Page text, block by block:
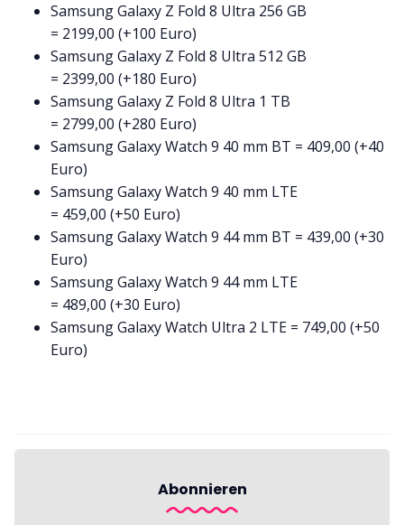
Samsung Galaxy Z Fold 8 Ultra 256 GB
= 2199,00 (+100 Euro)
Samsung Galaxy Z Fold 8 Ultra 512 GB
= 2399,00 (+180 Euro)
Samsung Galaxy Z Fold 8 Ultra 1 TB
= 2799,00 (+280 Euro)
Samsung Galaxy Watch 9 40 mm BT = 409,00 (+40
Euro)
Samsung Galaxy Watch 9 40 mm LTE
= 459,00 (+50 Euro)
Samsung Galaxy Watch 9 44 mm BT = 439,00 (+30
Euro)
Samsung Galaxy Watch 9 44 mm LTE
= 489,00 (+30 Euro)
Samsung Galaxy Watch Ultra 2 LTE = 749,00 (+50
Euro)
Abonnieren